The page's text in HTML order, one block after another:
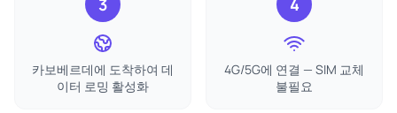
3
카보베르데에 도착하여 데
이터 로밍 활성화
4
4G/5G에 연결 — SIM 교체
불필요